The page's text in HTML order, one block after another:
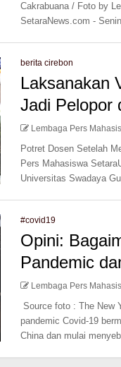
Cakrabuana / Foto by
SetaraNews.com -
berita cirebon
Laksanakan
Jadi Pelopor
Lembaga Pers
Potret Dosen Setelah
Pers Mahasiswa
Universitas Swadaya
#covid19
Opini:
Pandemic
Lembaga Pers
Source foto : The New
pandemic Covid-19
China dan mulai